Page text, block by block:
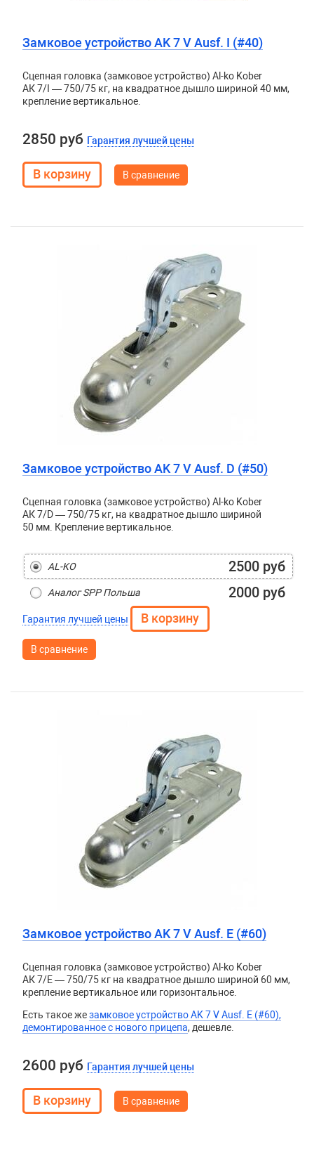
Замковое устройство AK 7 V Ausf. I (#40)
Сцепная головка (замковое устройство) Al-ko Kober
АК 7/I — 750/75 кг, на квадратное дышло шириной 40 мм,
крепление вертикальное.
2850 руб Гарантия лучшей цены
В сравнение
Замковое устройство AK 7 V Ausf. D (#50)
Сцепная головка (замковое устройство) Al-ko Kober
АК 7/D — 750/75 кг, на квадратное дышло шириной
50 мм. Крепление вертикальное.
AL-KO 2500 руб
Аналог SPP Польша 2000 руб
Гарантия лучшей цены
В сравнение
Замковое устройство AK 7 V Ausf. E (#60)
Сцепная головка (замковое устройство) Al-ko Kober
АК 7/E — 750/75 кг на квадратное дышло шириной 60 мм,
крепление вертикальное или горизонтальное.
Есть такое жезамковое устройство AK 7 V Ausf. E (#60),
демонтированное с нового прицепа, дешевле.
2600 руб Гарантия лучшей цены
В сравнение